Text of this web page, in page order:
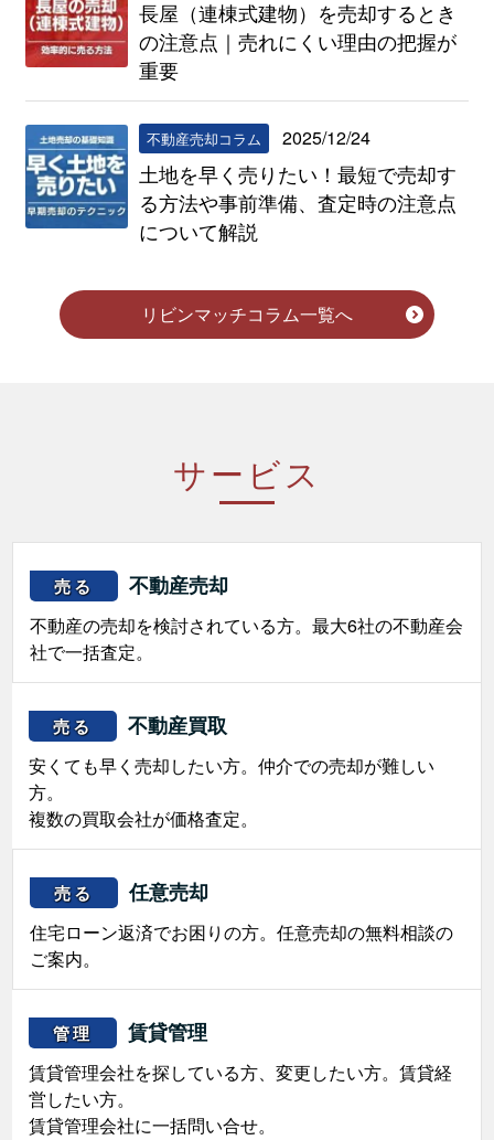
長屋（連棟式建物）を売却するとき
の注意点｜売れにくい理由の把握が
重要
不動産売却コラム 2025/12/24
土地を早く売りたい！最短で売却す
る方法や事前準備、査定時の注意点
について解説
リビンマッチコラム一覧へ
サービス
売る 不動産売却
不動産の売却を検討されている方。最大6社の不動産会
社で一括査定。
売る 不動産買取
安くても早く売却したい方。仲介での売却が難しい
方。
複数の買取会社が価格査定。
売る 任意売却
住宅ローン返済でお困りの方。任意売却の無料相談の
ご案内。
管理 賃貸管理
賃貸管理会社を探している方、変更したい方。賃貸経
営したい方。
賃貸管理会社に一括問い合せ。